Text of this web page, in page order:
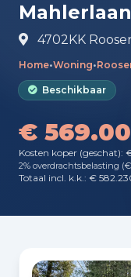
4702KK
Home•Woning•
Beschikbaar
€
Kosten koper (geschat):
2% overdrachtsbelasting (€
Totaal incl. k.k.: €
Fotogalerij